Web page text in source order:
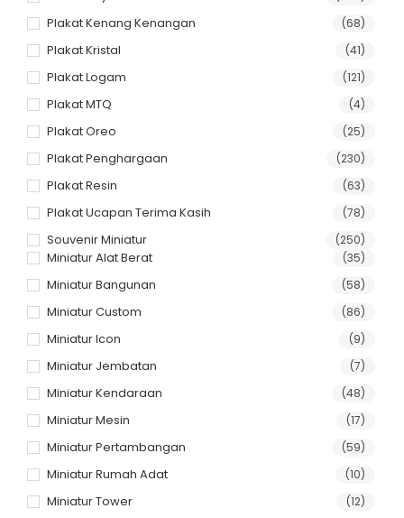
Plakat Kenang Kenangan (68)
Plakat Kristal (41)
Plakat Logam (121)
Plakat MTQ (4)
Plakat Oreo (25)
Plakat Penghargaan (230)
Plakat Resin (63)
Plakat Ucapan Terima Kasih (78)
Souvenir Miniatur (250)
Miniatur Alat Berat (35)
Miniatur Bangunan (58)
Miniatur Custom (86)
Miniatur Icon (9)
Miniatur Jembatan (7)
Miniatur Kendaraan (48)
Miniatur Mesin (17)
Miniatur Pertambangan (59)
Miniatur Rumah Adat (10)
Miniatur Tower (12)